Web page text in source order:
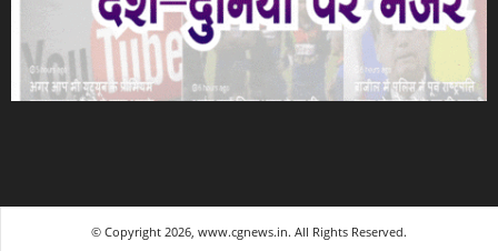
© Copyright 2026, www.cgnews.in. All Rights Reserved.